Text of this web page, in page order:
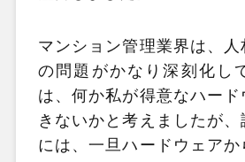
マンション管理業界は、
の問題がかなり深刻化し
は、何か私が得意なハー
きないかと考えましたが
には、一旦ハードウェアか